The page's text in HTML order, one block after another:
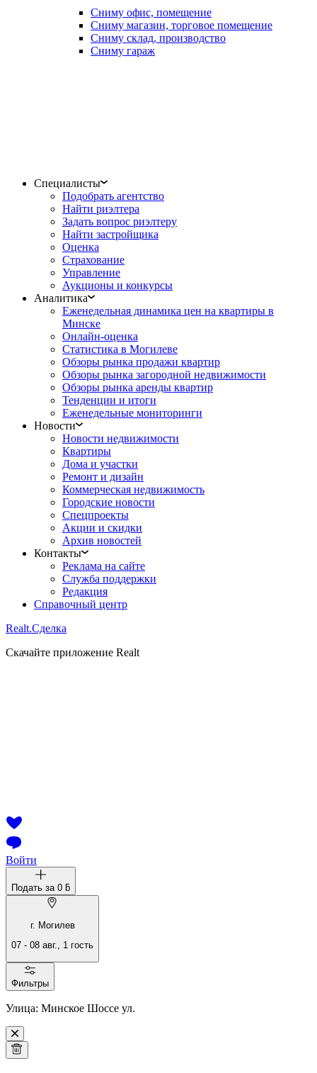
Сниму офис, помещение
Сниму магазин, торговое помещение
Сниму склад, производство
Сниму гараж
Специалисты
Подобрать агентство
Найти риэлтера
Задать вопрос риэлтеру
Найти застройщика
Оценка
Страхование
Управление
Аукционы и конкурсы
Аналитика
Еженедельная динамика цен на квартиры в
Минске
Онлайн-оценка
Статистика в Могилеве
Обзоры рынка продажи квартир
Обзоры рынка загородной недвижимости
Обзоры рынка аренды квартир
Тенденции и итоги
Еженедельные мониторинги
Новости
Новости недвижимости
Квартиры
Дома и участки
Ремонт и дизайн
Коммерческая недвижимость
Городские новости
Спецпроекты
Акции и скидки
Архив новостей
Контакты
Реклама на сайте
Служба поддержки
Редакция
Справочный центр
Realt.Сделка
Скачайте приложение Realt
Войти
Подать за 0 ƃ
г. Могилев
07 - 08 авг., 1 гость
Фильтры
Улица: Минское Шоссе ул.